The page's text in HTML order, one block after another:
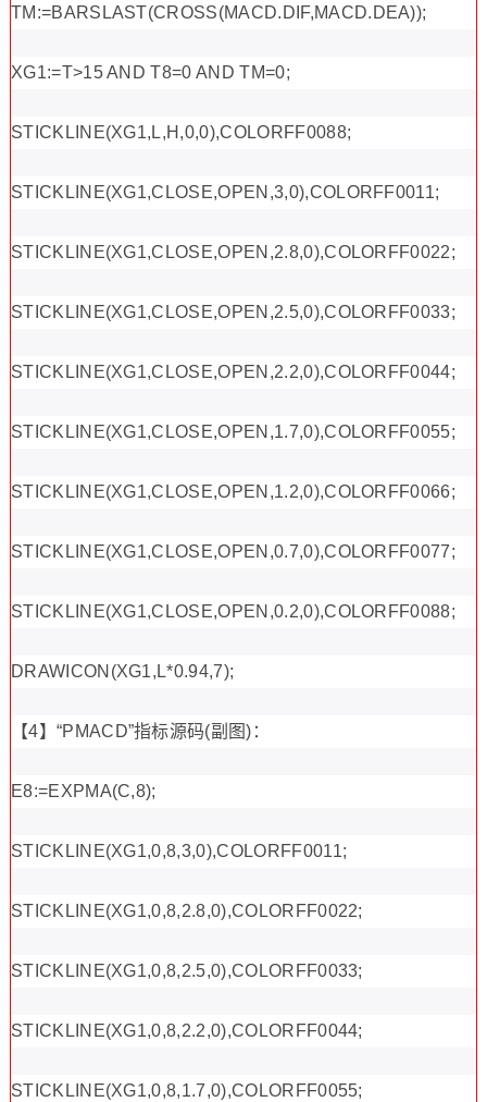
TM:=BARSLAST(CROSS(MACD.DIF,MACD.DEA));
XG1:=T>15 AND T8=0 AND TM=0;
STICKLINE(XG1,L,H,0,0),COLORFF0088;
STICKLINE(XG1,CLOSE,OPEN,3,0),COLORFF0011;
STICKLINE(XG1,CLOSE,OPEN,2.8,0),COLORFF0022;
STICKLINE(XG1,CLOSE,OPEN,2.5,0),COLORFF0033;
STICKLINE(XG1,CLOSE,OPEN,2.2,0),COLORFF0044;
STICKLINE(XG1,CLOSE,OPEN,1.7,0),COLORFF0055;
STICKLINE(XG1,CLOSE,OPEN,1.2,0),COLORFF0066;
STICKLINE(XG1,CLOSE,OPEN,0.7,0),COLORFF0077;
STICKLINE(XG1,CLOSE,OPEN,0.2,0),COLORFF0088;
DRAWICON(XG1,L*0.94,7);
【4】“PMACD”指标源码(副图)：
E8:=EXPMA(C,8);
STICKLINE(XG1,0,8,3,0),COLORFF0011;
STICKLINE(XG1,0,8,2.8,0),COLORFF0022;
STICKLINE(XG1,0,8,2.5,0),COLORFF0033;
STICKLINE(XG1,0,8,2.2,0),COLORFF0044;
STICKLINE(XG1,0,8,1.7,0),COLORFF0055;